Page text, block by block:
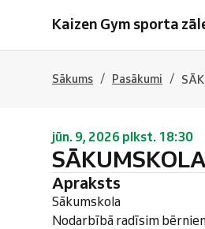
Kaizen Gym sporta
Sākums / Pasākumi /
jūn. 9, 2026 plkst. 18:30
Apraksts
Sākumskola
Nodarbībā radīsim